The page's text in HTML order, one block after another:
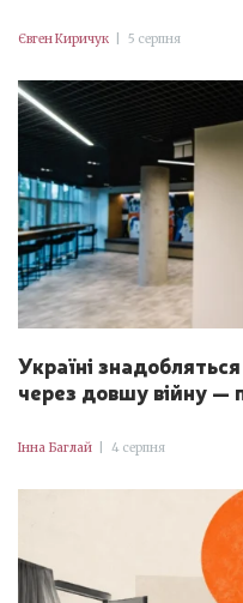
Євген Киричук 5 серпня
Україні
через довшу війну —
Інна Баглай 4 серпня